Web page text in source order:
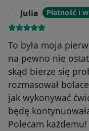
Julia Płatność i
To była moja
na pewno nie
skąd bierze się
rozmasował
jak wykonywać
będę
Polecam każdemu!